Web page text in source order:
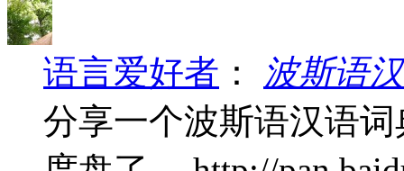
语言爱好者 ： 波斯语
分享一个波斯语汉语